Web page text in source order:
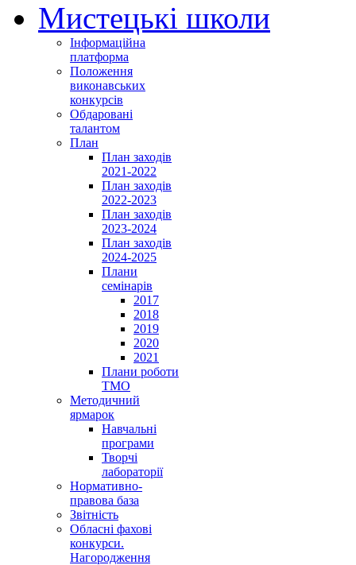
Мистецькі школи
Інформаційна
платформа
Положення
виконавських
конкурсів
Обдаровані
талантом
План
План заходів
2021-2022
План заходів
2022-2023
План заходів
2023-2024
План заходів
2024-2025
Плани
семінарів
2017
2018
2019
2020
2021
Плани роботи
ТМО
Методичний
ярмарок
Навчальні
програми
Творчі
лабораторії
Нормативно-
правова база
Звітність
Обласні фахові
конкурси.
Нагородження